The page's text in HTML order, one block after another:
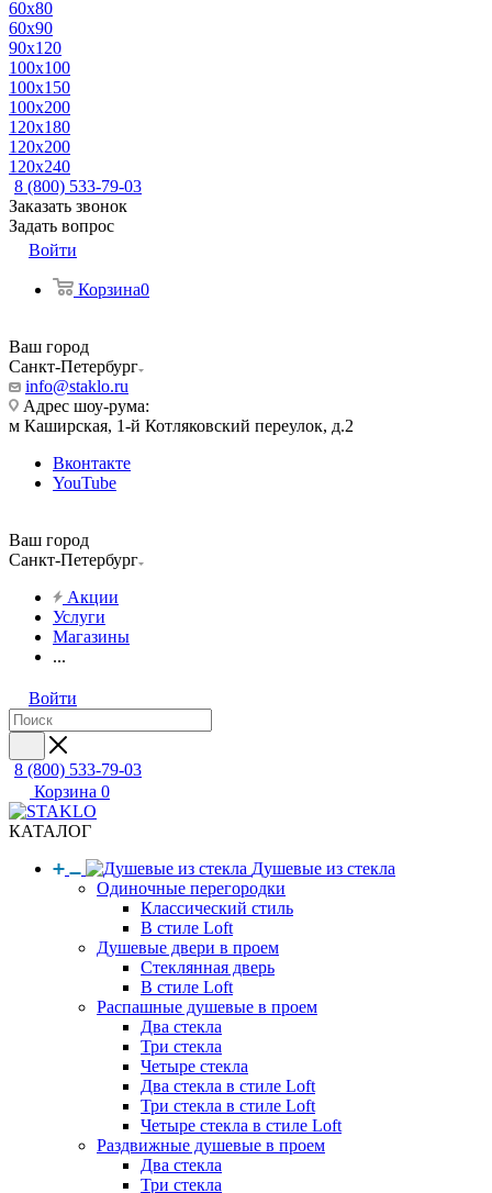
60x80
60x90
90x120
100x100
100x150
100x200
120x180
120x200
120x240
8 (800) 533-79-03
Заказать звонок
Задать вопрос
Войти
Корзина0
Ваш город
Санкт-Петербург
info@staklo.ru
Адрес шоу-рума:
м Каширская, 1-й Котляковский переулок, д.2
Вконтакте
YouTube
Ваш город
Санкт-Петербург
Акции
Услуги
Магазины
...
Войти
8 (800) 533-79-03
Корзина 0
КАТАЛОГ
Душевые из стекла
Одиночные перегородки
Классический стиль
В стиле Loft
Душевые двери в проем
Стеклянная дверь
В стиле Loft
Распашные душевые в проем
Два стекла
Три стекла
Четыре стекла
Два стекла в стиле Loft
Три стекла в стиле Loft
Четыре стекла в стиле Loft
Раздвижные душевые в проем
Два стекла
Три стекла